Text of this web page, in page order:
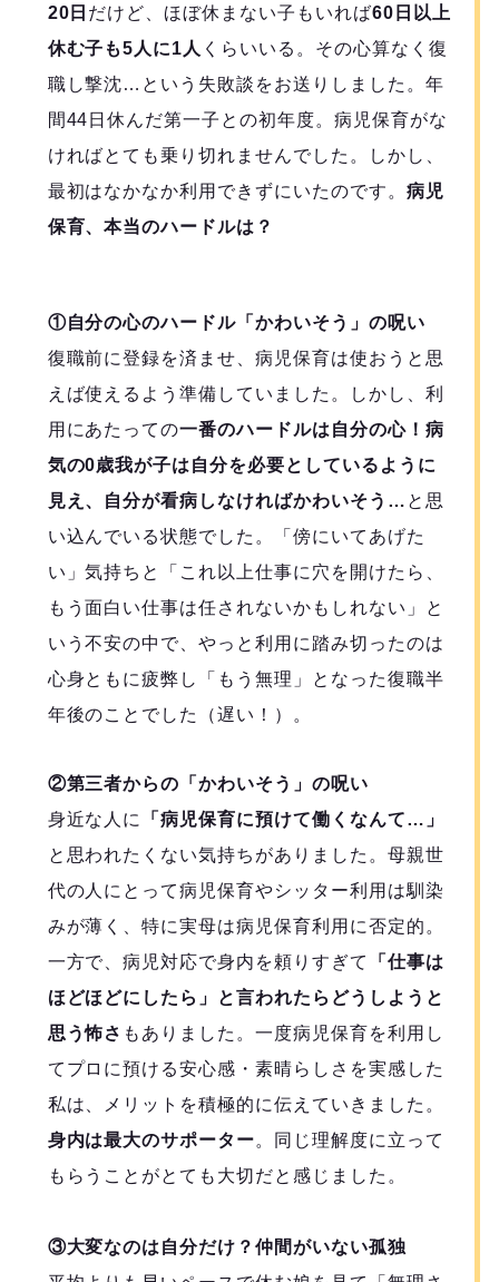
20日 だけど、ほぼ休まない子もいれば60日以上
休む子も5人に1人 くらいいる。その心算なく復
職し撃沈…という失敗談をお送りしました。年
間44日休んだ第一子との初年度。病児保育がな
ければとても乗り切れませんでした。しかし、
最初はなかなか利用できずにいたのです。 病児
保育、本当のハードルは？
①自分の心のハードル「かわいそう」の呪い
復職前に登録を済ませ、病児保育は使おうと思
えば使えるよう準備していました。しかし、利
用にあたっての一番のハードルは自分の心！病
気の0歳我が子は自分を必要としているように
見え、自分が看病しなければかわいそう… と思
い込んでいる状態でした。「傍にいてあげた
い」気持ちと「これ以上仕事に穴を開けたら、
もう面白い仕事は任されないかもしれない」と
いう不安の中で、やっと利用に踏み切ったのは
心身ともに疲弊し「もう無理」となった復職半
年後のことでした（遅い！）。
②第三者からの「かわいそう」の呪い
身近な人に
「病児保育に預けて働くなんて…」
と思われたくない気持ちがありました。母親世
代の人にとって病児保育やシッター利用は馴染
みが薄く、特に実母は病児保育利用に否定的。
一方で、病児対応で身内を頼りすぎて
「仕事は
ほどほどにしたら」と言われたらどうしようと
思う怖さ もありました。一度病児保育を利用し
てプロに預ける安心感・素晴らしさを実感した
私は、メリットを積極的に伝えていきました。
身内は最大のサポーター。同じ理解度に立って
もらうことがとても大切だと感じました。
③大変なのは自分だけ？仲間がいない孤独